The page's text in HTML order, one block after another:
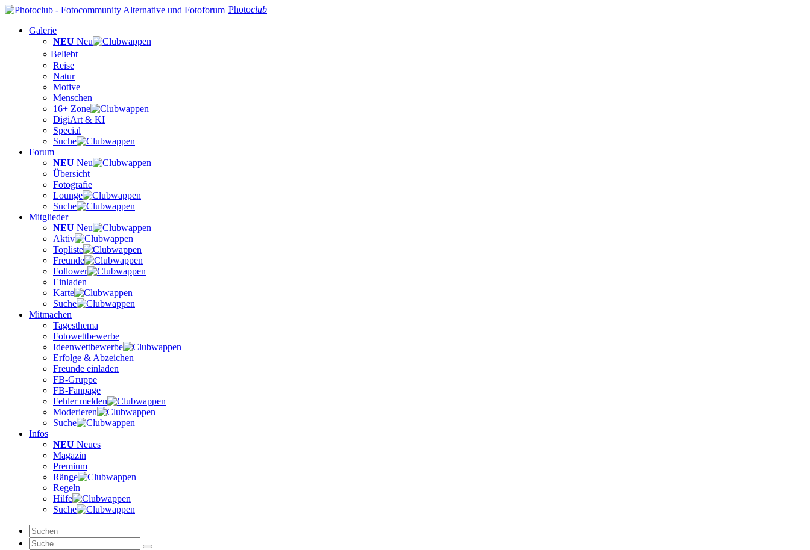
Photoclub
Galerie
NEU Neu
Beliebt
Reise
Natur
Motive
Menschen
16+ Zone
DigiArt & KI
Special
Suche
Forum
NEU Neu
Übersicht
Fotografie
Lounge
Suche
Mitglieder
NEU Neu
Aktiv
Topliste
Freunde
Follower
Einladen
Karte
Suche
Mitmachen
Tagesthema
Fotowettbewerbe
Ideenwettbewerbe
Erfolge & Abzeichen
Freunde einladen
FB-Gruppe
FB-Fanpage
Fehler melden
Moderieren
Suche
Infos
NEU Neues
Magazin
Premium
Ränge
Regeln
Hilfe
Suche